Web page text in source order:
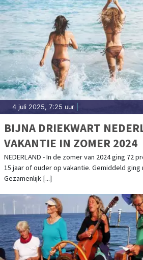
4 juli 2025, 7:25 uur
BIJNA DRIEKWART
VAKANTIE IN ZOMER 2024
NEDERLAND - In de zomer van 2024 ging 72
15 jaar of ouder op vakantie. Gemiddeld
Gezamenlijk [...]